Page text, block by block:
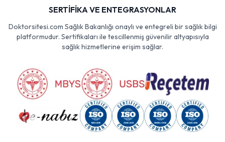
SERTİFİKA VE ENTEGRASYONLAR
Doktorsitesi.com Sağlık Bakanlığı onaylı ve entegreli bir sağlık bilgi
platformudur. Sertifikaları ile tescillenmiş güvenilir altyapısıyla
sağlık hizmetlerine erişim sağlar.